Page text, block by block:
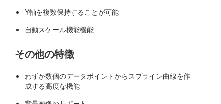
Y軸を複数保持することが可能
自動スケール機能機能
その他の特徴
わずか数個のデータポイントからスプライン曲線を作
成する高度な機能